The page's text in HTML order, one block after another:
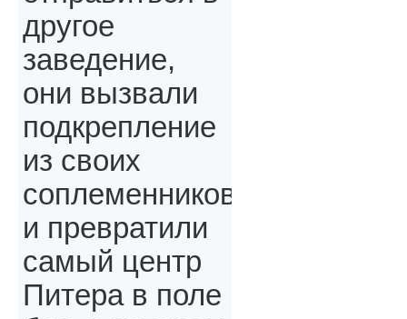
другое
заведение,
они вызвали
подкрепление
из своих
соплеменников
и превратили
самый центр
Питера в поле